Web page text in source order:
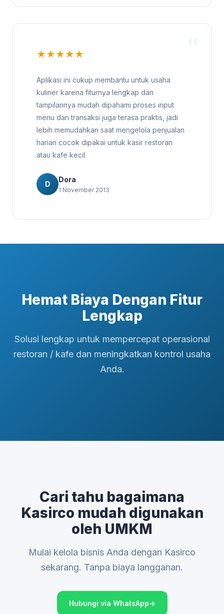
★★★★★
Aplikasi ini cukup membantu untuk usaha
kuliner karena fiturnya lengkap dan
tampilannya mudah dipahami proses input
menu dan transaksi juga terasa praktis, jadi
lebih memudahkan saat mengelola penjualan
harian cocok dipakai untuk kasir restoran
atau kafe kecil.
D
Dora
1 November 2013
Hemat Biaya Dengan Fitur
Lengkap
Solusi lengkap untuk mempercepat operasional
restoran / kafe dan meningkatkan kontrol usaha
Anda.
Cari tahu bagaimana
Kasirco mudah digunakan
oleh UMKM
Mulai kelola bisnis Anda dengan Kasirco
sekarang. Tanpa biaya langganan.
Hubungi via WhatsApp